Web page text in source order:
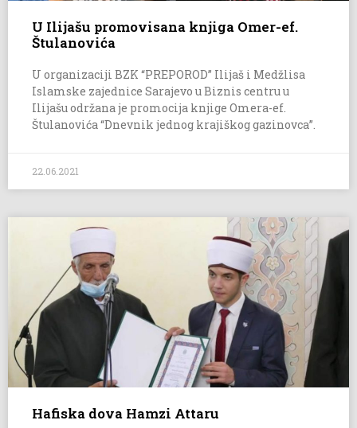
U Ilijašu promovisana knjiga Omer-ef.
Štulanovića
U organizaciji BZK “PREPOROD” Ilijaš i Medžlisa
Islamske zajednice Sarajevo u Biznis centru u
Ilijašu održana je promocija knjige Omera-ef.
Štulanovića “Dnevnik jednog krajiškog gazinovca”.
22.06.2021
Hafiska dova Hamzi Attaru